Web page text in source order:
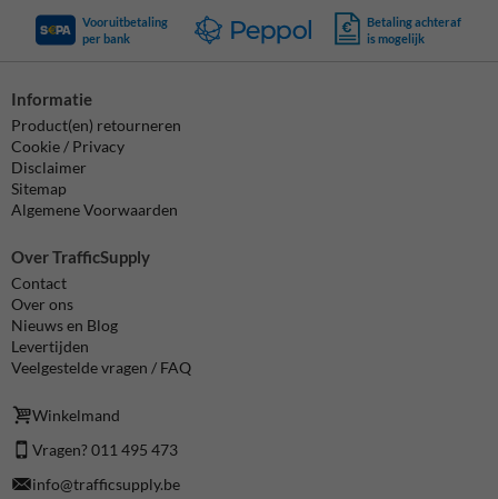
Vooruitbetaling
per bank
Betaling achteraf
is mogelijk
Informatie
Product(en) retourneren
Cookie / Privacy
Disclaimer
Sitemap
Algemene Voorwaarden
Over TrafficSupply
Contact
Over ons
Nieuws en Blog
Levertijden
Veelgestelde vragen / FAQ
Winkelmand
Vragen? 011 495 473
info@trafficsupply.be